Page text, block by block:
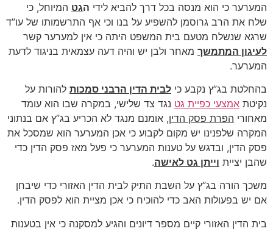
המערער כי הוא מנסה בכל דרך להביא לידי הגט המיוחל, כי
שלח את הרב גרוסמן להשפיע על בנו וכי אף התרשמותו של עו”ד
שרגא שנשלח מטעם בית המשפט היתה כי אין למערער קשר
לעיגון המתמשך מאחר ולבן יש והיה דעה עצמאית בניגוד לדעת
המערער.
בהחלטת בג”ץ נקבע כי לבית הדין הרבני סמכות להורות על
נקיטת אמצעי כפיית גט נגד צד שלישי, במקרה שבו הוא עומד
מאחורי הפרת פסק הדין, אומנם מנגד לא הכריע בג”ץ אם בנתוני
המקרה שלפנינו יש מקום לקבוע כי אכן המערער הוא שמסכל את
פסק הדין, ובדגש על טענות המערער כי פעל מאז פסק הדין כדי
שהבן יציית וייתן גט לאישה.
משכך הורה בג”ץ על השבת התיק לבית הדין האזורי כדי שיבחן
אם יש בפעולות האב כדי להוכיח כי אכן מציית הוא לפסק הדין.
בית הדין האזורי קיים מספר דיונים והגיע למסקנה כי אין בטענות